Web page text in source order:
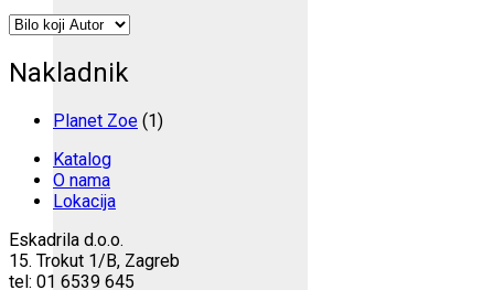
Nakladnik
Planet Zoe (1)
Katalog
O nama
Lokacija
Eskadrila d.o.o.
15. Trokut 1/B, Zagreb
tel: 01 6539 645